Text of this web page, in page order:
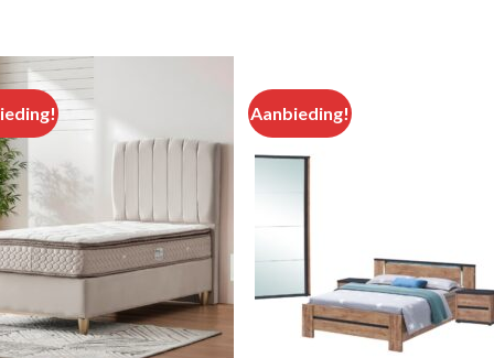
Add to
Aanbieding!